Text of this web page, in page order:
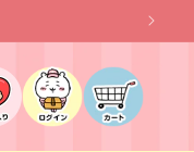
グ
イ
カ
ー
ト